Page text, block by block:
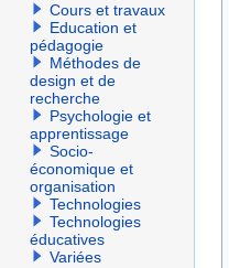
Cours et travaux
Education et
pédagogie
Méthodes de
design et de
recherche
Psychologie et
apprentissage
Socio-
économique et
organisation
Technologies
Technologies
éducatives
Variées